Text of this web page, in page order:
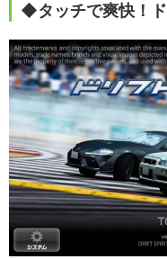
◆タッチで爽快！ド